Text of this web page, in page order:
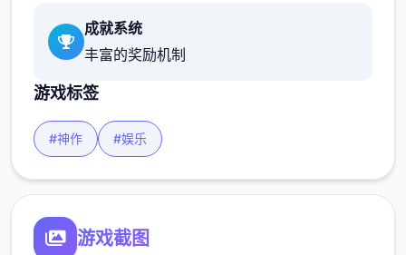
成就系统
丰富的奖励机制
游戏标签
#神作 #娱乐
游戏截图